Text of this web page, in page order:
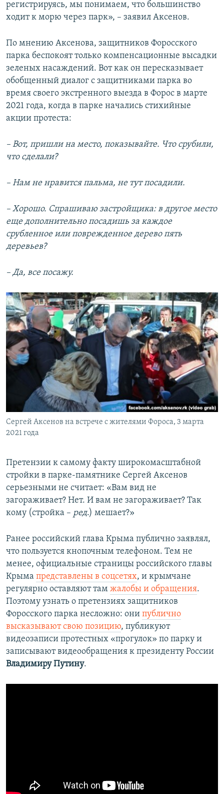
регистрируясь, мы понимаем, что большинство
ходит к морю через парк», – заявил Аксенов.
По мнению Аксенова, защитников Форосского
парка беспокоят только компенсационные высадки
зеленых насаждений. Вот как он пересказывает
обобщенный диалог с защитниками парка во
время своего экстренного выезда в Форос в марте
2021 года, когда в парке начались стихийные
акции протеста:
– Вот, пришли на место, показывайте. Что срубили,
что сделали?
– Нам не нравится пальма, не тут посадили.
– Хорошо. Спрашиваю застройщика: в другое место
еще дополнительно посадишь за каждое
срубленное или поврежденное дерево пять
деревьев?
– Да, все посажу.
Сергей Аксенов на встрече с жителями Фороса, 3 марта
2021 года
Претензии к самому факту широкомасштабной
стройки в парке-памятнике Сергей Аксенов
серьезными не считает: «Вам вид не
загораживает? Нет. И вам не загораживает? Так
кому (стройка – ред.) мешает?»
Ранее российский глава Крыма публично заявлял,
что пользуется кнопочным телефоном. Тем не
менее, официальные страницы российского главы
Крыма представлены в соцсетях, и крымчане
регулярно оставляют там жалобы и обращения.
Поэтому узнать о претензиях защитников
Форосского парка несложно: они публично
высказывают свою позицию, публикуют
видеозаписи протестных «прогулок» по парку и
записывают видеообращения к президенту России
Владимиру Путину.